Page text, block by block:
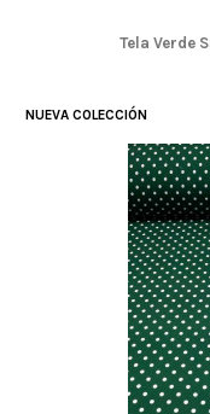
Tela Verde
NUEVA COLECCIÓN